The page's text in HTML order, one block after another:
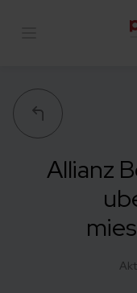
Allianz